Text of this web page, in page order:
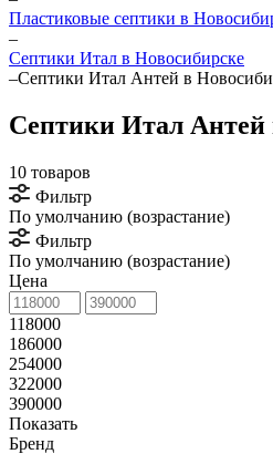
Пластиковые септики в
–
Септики Итал в Новосибирске
–Септики Итал Антей в
Септики Итал Антей
10 товаров
Фильтр
По умолчанию (возрастание)
Фильтр
По умолчанию (возрастание)
Цена
118000
186000
254000
322000
390000
Показать
Бренд